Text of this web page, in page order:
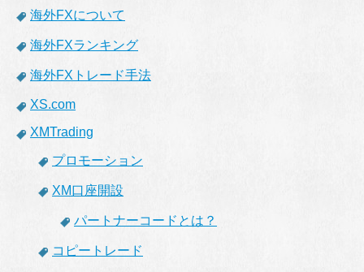
海外FXについて
海外FXランキング
海外FXトレード手法
XS.com
XMTrading
プロモーション
XM口座開設
パートナーコードとは？
コピートレード